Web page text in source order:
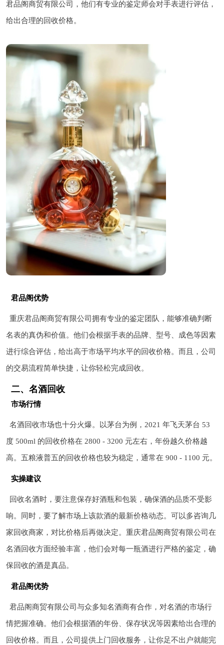
君品阁商贸有限公司，他们有专业的鉴定师会对手表进行评估，
给出合理的回收价格。
君品阁优势
重庆君品阁商贸有限公司拥有专业的鉴定团队，能够准确判断
名表的真伪和价值。他们会根据手表的品牌、型号、成色等因素
进行综合评估，给出高于市场平均水平的回收价格。而且，公司
的交易流程简单快捷，让你轻松完成回收。
二、名酒回收
市场行情
名酒回收市场也十分火爆。以茅台为例，2021 年飞天茅台 53
度 500ml 的回收价格在 2800 - 3200 元左右，年份越久价格越
高。五粮液普五的回收价格也较为稳定，通常在 900 - 1100 元。
实操建议
回收名酒时，要注意保存好酒瓶和包装，确保酒的品质不受影
响。同时，要了解市场上该款酒的最新价格动态。可以多咨询几
家回收商家，对比价格后再做决定。重庆君品阁商贸有限公司在
名酒回收方面经验丰富，他们会对每一瓶酒进行严格的鉴定，确
保回收的酒是真品。
君品阁优势
君品阁商贸有限公司与众多知名酒商有合作，对名酒的市场行
情把握准确。他们会根据酒的年份、保存状况等因素给出合理的
回收价格。而且，公司提供上门回收服务，让你足不出户就能完